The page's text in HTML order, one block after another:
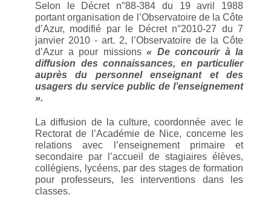
Selon le Décret n°88-384 du 19 avril 1988
portant organisation de l’Observatoire de la Côte
d’Azur, modifié par le Décret n°2010-27 du 7
janvier 2010 - art. 2, l’Observatoire de la Côte
d’Azur a pour missions « De concourir à la
diffusion des connaissances, en particulier
auprès du personnel enseignant et des
usagers du service public de l’enseignement
».
La diffusion de la culture, coordonnée avec le
Rectorat de l’Académie de Nice, concerne les
relations avec l’enseignement primaire et
secondaire par l’accueil de stagiaires élèves,
collégiens, lycéens, par des stages de formation
pour professeurs, les interventions dans les
classes.